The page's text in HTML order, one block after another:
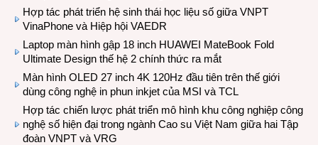
Hợp tác phát triển hệ sinh thái học liệu số giữa VNPT
VinaPhone và Hiệp hội VAEDR
Laptop màn hình gập 18 inch HUAWEI MateBook Fold
Ultimate Design thế hệ 2 chính thức ra mắt
Màn hình OLED 27 inch 4K 120Hz đầu tiên trên thế giới
dùng công nghệ in phun inkjet của MSI và TCL
Hợp tác chiến lược phát triển mô hình khu công nghiệp công
nghệ số hiện đại trong ngành Cao su Việt Nam giữa hai Tập
đoàn VNPT và VRG